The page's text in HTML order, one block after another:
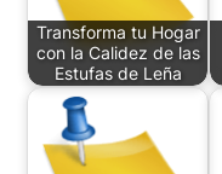
Transforma tu Hogar
con la Calidez de las
Estufas de Leña